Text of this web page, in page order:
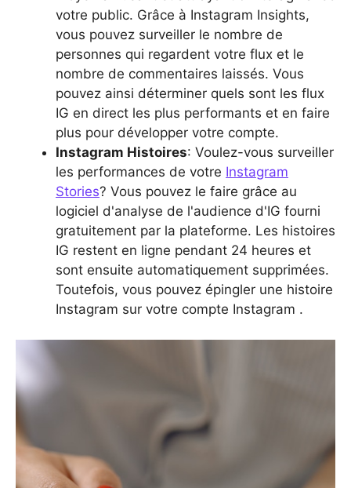
votre public. Grâce à Instagram Insights,
vous pouvez surveiller le nombre de
personnes qui regardent votre flux et le
nombre de commentaires laissés. Vous
pouvez ainsi déterminer quels sont les flux
IG en direct les plus performants et en faire
plus pour développer votre compte.
Instagram Histoires: Voulez-vous surveiller
les performances de votre Instagram
Stories? Vous pouvez le faire grâce au
logiciel d'analyse de l'audience d'IG fourni
gratuitement par la plateforme. Les histoires
IG restent en ligne pendant 24 heures et
sont ensuite automatiquement supprimées.
Toutefois, vous pouvez épingler une histoire
Instagram sur votre compte Instagram .